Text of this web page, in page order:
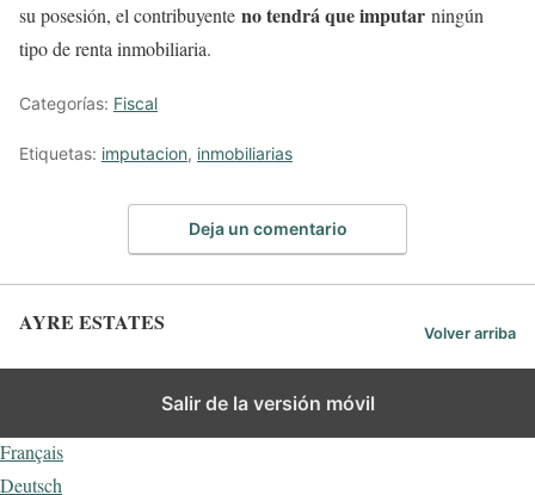
su posesión, el contribuyente no tendrá que imputar ningún
tipo de renta inmobiliaria.
Categorías: Fiscal
Etiquetas: imputacion, inmobiliarias
Deja un comentario
AYRE ESTATES Volver arriba
Salir de la versión móvil
Français
Deutsch